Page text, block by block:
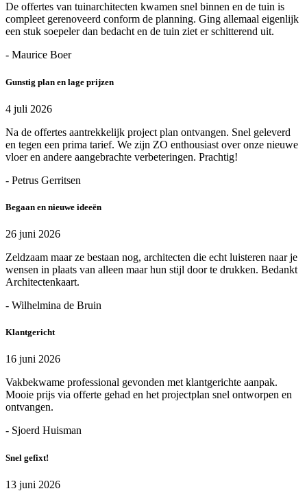
De offertes van tuinarchitecten kwamen snel binnen en de tuin is
compleet gerenoveerd conform de planning. Ging allemaal eigenlijk
een stuk soepeler dan bedacht en de tuin ziet er schitterend uit.
- Maurice Boer
Gunstig plan en lage prijzen
4 juli 2026
Na de offertes aantrekkelijk project plan ontvangen. Snel geleverd
en tegen een prima tarief. We zijn ZO enthousiast over onze nieuwe
vloer en andere aangebrachte verbeteringen. Prachtig!
- Petrus Gerritsen
Begaan en nieuwe ideeën
26 juni 2026
Zeldzaam maar ze bestaan nog, architecten die echt luisteren naar je
wensen in plaats van alleen maar hun stijl door te drukken. Bedankt
Architectenkaart.
- Wilhelmina de Bruin
Klantgericht
16 juni 2026
Vakbekwame professional gevonden met klantgerichte aanpak.
Mooie prijs via offerte gehad en het projectplan snel ontworpen en
ontvangen.
- Sjoerd Huisman
Snel gefixt!
13 juni 2026